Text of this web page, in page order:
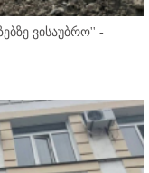
ვისაუბრო'' -